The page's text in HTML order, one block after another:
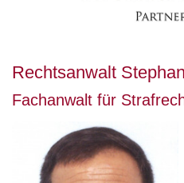
Rechtsanwalt
Fachanwalt für